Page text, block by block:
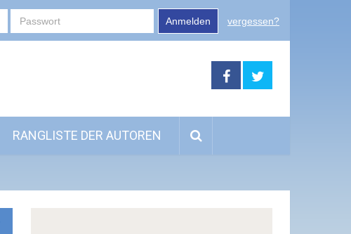
Anmelden vergessen?
RANGLISTE DER AUTOREN